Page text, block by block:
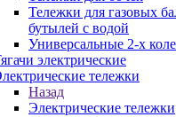
Тележки для газовых
бутылей с водой
Универсальные 2-х
электрические
тележки
Назад
Электрические тележки